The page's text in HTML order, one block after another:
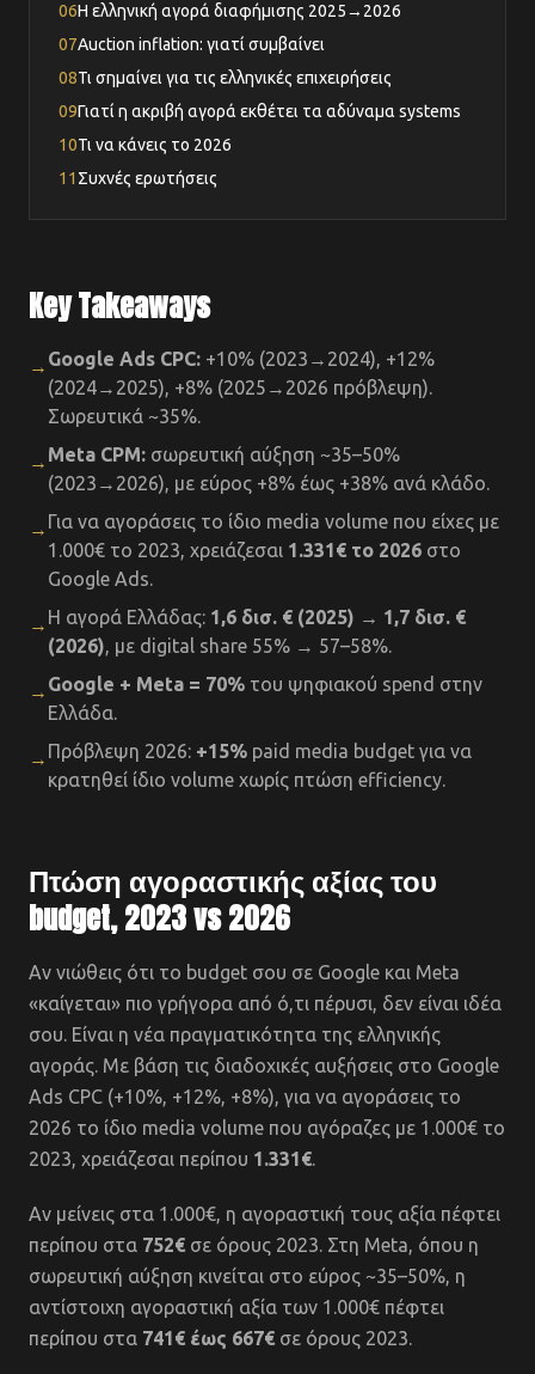
06Η ελληνική αγορά διαφήμισης 2025→2026
07Auction inflation: γιατί συμβαίνει
08Τι σημαίνει για τις ελληνικές επιχειρήσεις
09Γιατί η ακριβή αγορά εκθέτει τα αδύναμα systems
10Τι να κάνεις το 2026
11 Συχνές ερωτήσεις
Key Takeaways
→ Google Ads CPC: +10% (2023→2024), +12%
(2024→2025), +8% (2025→2026 πρόβλεψη).
Σωρευτικά ~35%.
→ Meta CPM: σωρευτική αύξηση ~35–50%
(2023→2026), με εύρος +8% έως +38% ανά κλάδο.
→ Για να αγοράσεις το ίδιο media volume που είχες με
1.000€ το 2023, χρειάζεσαι 1.331€ το 2026 στο
Google Ads.
→ Η αγορά Ελλάδας: 1,6 δισ. € (2025) → 1,7 δισ. €
(2026), με digital share 55% → 57–58%.
→ Google + Meta = 70% του ψηφιακού spend στην
Ελλάδα.
→ Πρόβλεψη 2026: +15% paid media budget για να
κρατηθεί ίδιο volume χωρίς πτώση efficiency.
Πτώση αγοραστικής αξίας του
budget, 2023 vs 2026
Αν νιώθεις ότι το budget σου σε Google και Meta
«καίγεται» πιο γρήγορα από ό,τι πέρυσι, δεν είναι ιδέα
σου. Είναι η νέα πραγματικότητα της ελληνικής
αγοράς. Με βάση τις διαδοχικές αυξήσεις στο Google
Ads CPC (+10%, +12%, +8%), για να αγοράσεις το
2026 το ίδιο media volume που αγόραζες με 1.000€ το
2023, χρειάζεσαι περίπου 1.331€.
Αν μείνεις στα 1.000€, η αγοραστική τους αξία πέφτει
περίπου στα 752€ σε όρους 2023. Στη Meta, όπου η
σωρευτική αύξηση κινείται στο εύρος ~35–50%, η
αντίστοιχη αγοραστική αξία των 1.000€ πέφτει
περίπου στα 741€ έως 667€ σε όρους 2023.